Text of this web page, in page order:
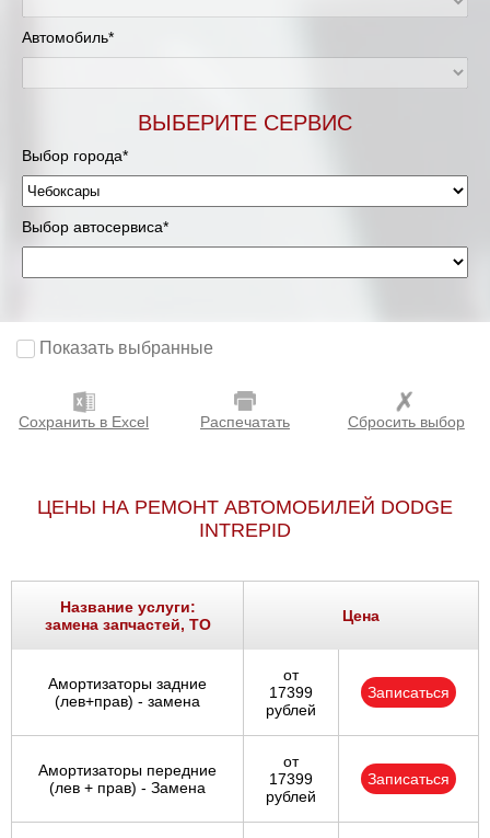
Автомобиль*
ВЫБЕРИТЕ СЕРВИС
Выбор города*
Выбор автосервиса*
Показать выбранные
Сохранить в Excel Распечатать Сбросить выбор
ЦЕНЫ НА РЕМОНТ АВТОМОБИЛЕЙ DODGE
INTREPID
Название услуги:
замена запчастей, ТО
Цена
Амортизаторы задние
(лев+прав) - замена
от
17399
рублей
Записаться
Амортизаторы передние
(лев + прав) - Замена
от
17399
рублей
Записаться